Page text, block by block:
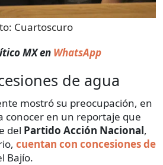
Cuartoscuro
MX en WhatsApp
de agua
mostró su preocupación, en
conocer en un reportaje que
del Partido Acción Nacional,
cuentan con concesiones de
Bajío.